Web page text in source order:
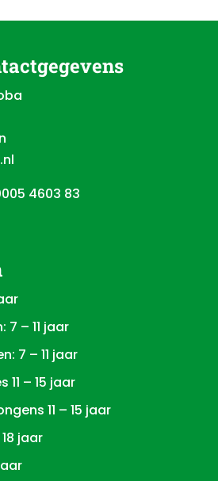
4603 83
7 – 11 jaar
7 – 11 jaar
11 – 15 jaar
11 – 15 jaar
jaar